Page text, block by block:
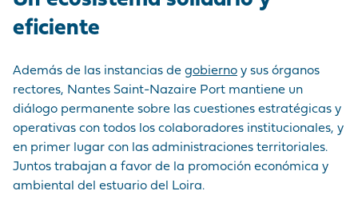
eficiente
Además de las instancias de gobierno y sus órganos
rectores, Nantes Saint-Nazaire Port mantiene un
diálogo permanente sobre las cuestiones estratégicas y
operativas con todos los colaboradores institucionales, y
en primer lugar con las administraciones territoriales.
Juntos trabajan a favor de la promoción económica y
ambiental del estuario del Loira.
CORDEMAIS
INSTALACIONES DE
NANTES
CIFRAS CLAVE
HISTORIA
PRE Y
LAS PRESTACIONES
PORTUARIAS
ACCEDER AL
PUERTO
DE COMPRAS
Medios de
¡Únase a nosotros !
Preguntas -
Respuestas
Mercados públicos
Visite du port